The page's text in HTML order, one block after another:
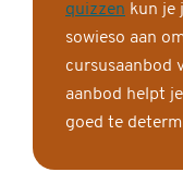
quizzen kun je
sowieso aan
cursusaanbod
aanbod helpt
goed te